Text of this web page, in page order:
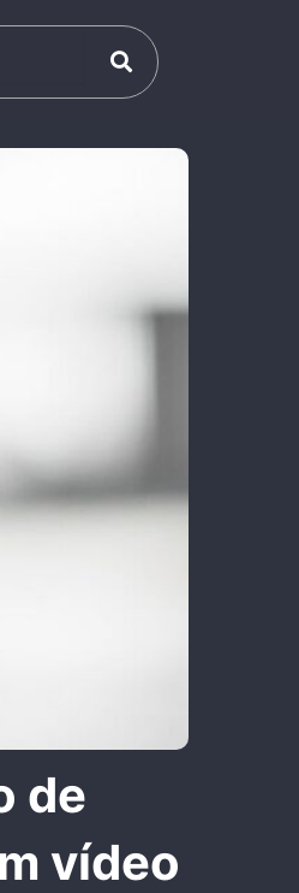
de
vídeo